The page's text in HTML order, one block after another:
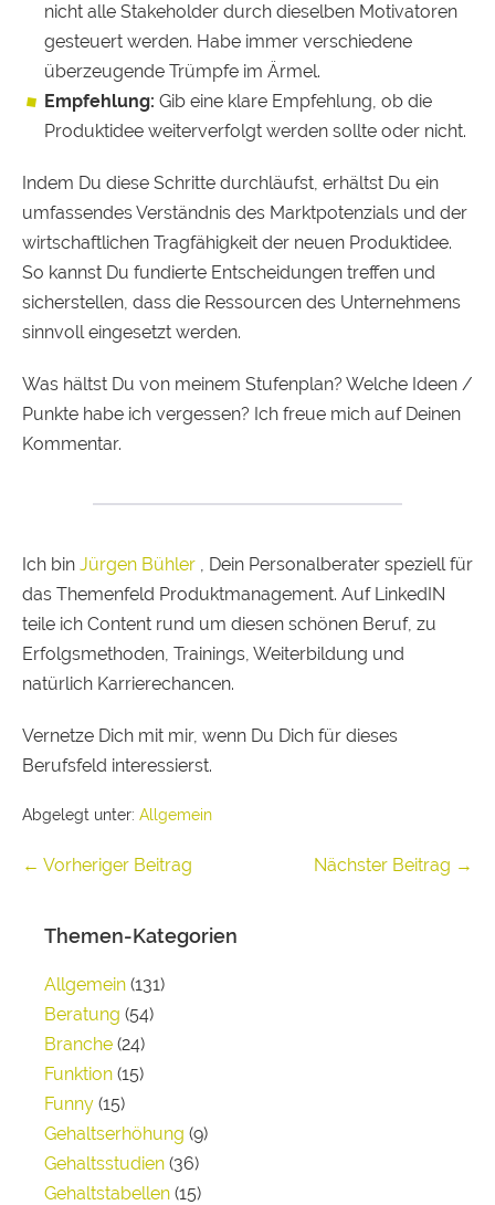
nicht alle Stakeholder durch dieselben Motivatoren
gesteuert werden. Habe immer verschiedene
überzeugende Trümpfe im Ärmel.
Empfehlung: Gib eine klare Empfehlung, ob die
Produktidee weiterverfolgt werden sollte oder nicht.
Indem Du diese Schritte durchläufst, erhältst Du ein
umfassendes Verständnis des Marktpotenzials und der
wirtschaftlichen Tragfähigkeit der neuen Produktidee.
So kannst Du fundierte Entscheidungen treffen und
sicherstellen, dass die Ressourcen des Unternehmens
sinnvoll eingesetzt werden.
Was hältst Du von meinem Stufenplan? Welche Ideen /
Punkte habe ich vergessen? Ich freue mich auf Deinen
Kommentar.
Ich bin Jürgen Bühler , Dein Personalberater speziell für
das Themenfeld Produktmanagement. Auf LinkedIN
teile ich Content rund um diesen schönen Beruf, zu
Erfolgsmethoden, Trainings, Weiterbildung und
natürlich Karrierechancen.
Vernetze Dich mit mir, wenn Du Dich für dieses
Berufsfeld interessierst.
Abgelegt unter: Allgemein
← Vorheriger Beitrag Nächster Beitrag →
Themen-Kategorien
Allgemein (131)
Beratung (54)
Branche (24)
Funktion (15)
Funny (15)
Gehaltserhöhung (9)
Gehaltsstudien (36)
Gehaltstabellen (15)